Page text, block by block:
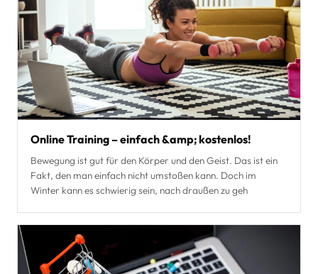
Online Training – einfach &amp; kostenlos!
Bewegung ist gut für den Körper und den Geist. Das ist ein
Fakt, den man einfach nicht umstoßen kann. Doch im
Winter kann es schwierig sein, nach draußen zu geh